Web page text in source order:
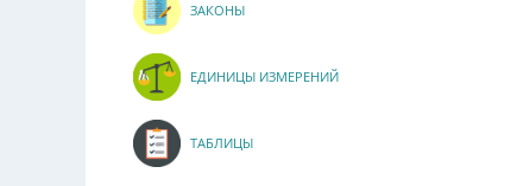
ЗАКОНЫ
ЕДИНИЦЫ ИЗМЕРЕНИЙ
ТАБЛИЦЫ